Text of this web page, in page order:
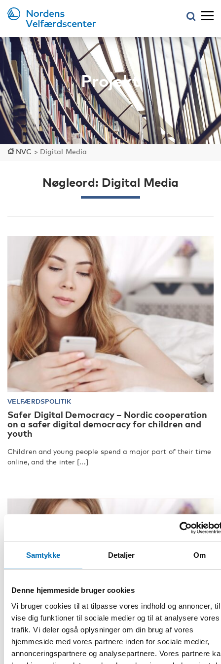
Samtykke Detaljer Om
Denne hjemmeside bruger cookies
Vi bruger cookies til at tilpasse vores indhold og annoncer,
vise dig funktioner til sociale medier og til at analysere vores
trafik. Vi deler også oplysninger om din brug af vores
hjemmeside med vores partnere inden for sociale medier,
annonceringspartnere og analysepartnere. Vores partnere
Projekt
NVC > Digital Media
Nøgleord: Digital Media
VELFÆRDSPOLITIK
Safer Digital Democracy – Nordic cooperation
on a safer digital democracy for children and
youth
Children and young people spend a major part of their time
online, and the inter [...]